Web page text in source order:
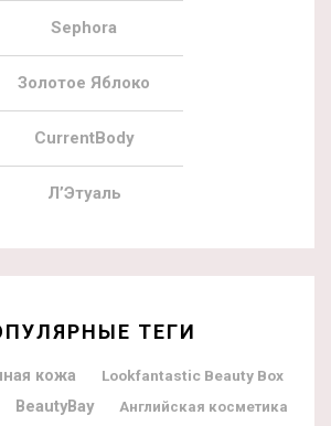
Sephora
Золотое Яблоко
CurrentBody
Л’Этуаль
ТЕГИ
кожа
Lookfantastic Beauty Box
BeautyBay Английская косметика